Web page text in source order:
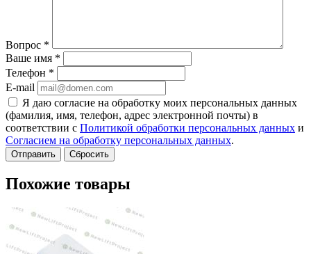
Вопрос *
Ваше имя *
Телефон *
E-mail
Я даю согласие на обработку моих персональных данных
(фамилия, имя, телефон, адрес электронной почты) в
соответствии с Политикой обработки персональных данных и
Согласием на обработку персональных данных.
Сбросить
Похожие товары